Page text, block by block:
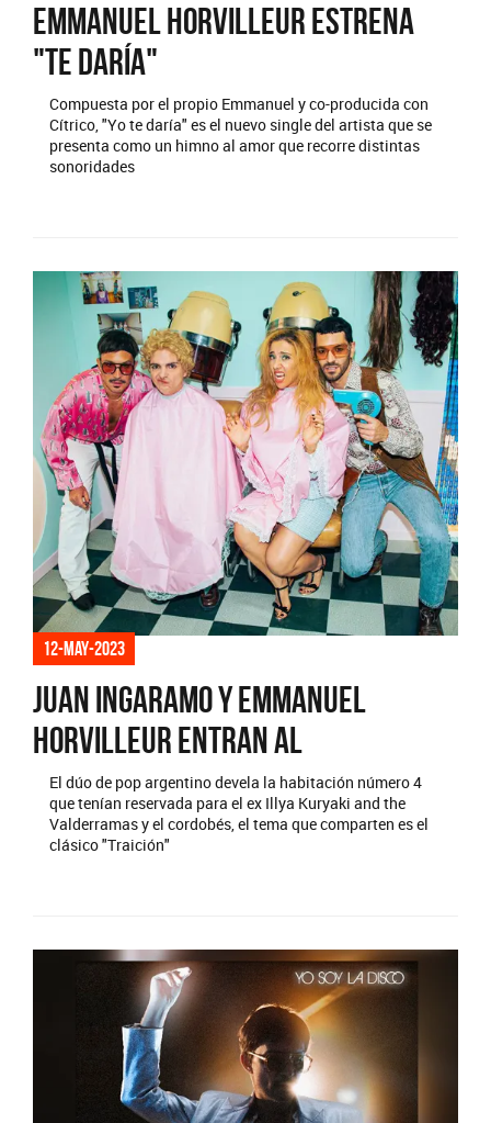
Emmanuel Horvilleur estrena
"Te daría"
Compuesta por el propio Emmanuel y co-producida con
Cítrico, "Yo te daría" es el nuevo single del artista que se
presenta como un himno al amor que recorre distintas
sonoridades
12-may-2023
Juan Ingaramo y Emmanuel
Horvilleur entran al
El dúo de pop argentino devela la habitación número 4
que tenían reservada para el ex Illya Kuryaki and the
Valderramas y el cordobés, el tema que comparten es el
clásico "Traición"